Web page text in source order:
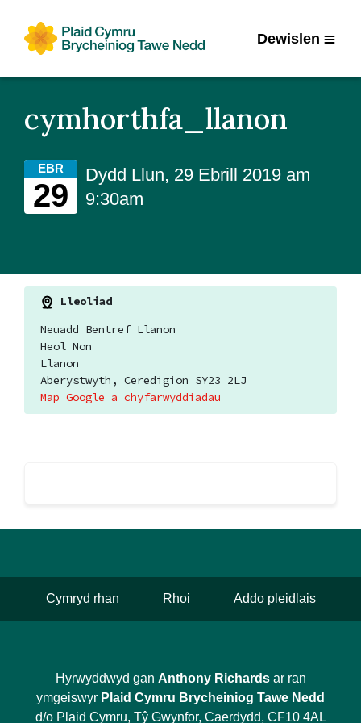
Dewislen
cymhorthfa_llanon
EBR
29
Dydd Llun, 29 Ebrill 2019 am
9:30am
Lleoliad
Neuadd Bentref Llanon
Heol Non
Llanon
Aberystwyth, Ceredigion SY23 2LJ
Map Google a chyfarwyddiadau
Cymryd rhan Rhoi Addo pleidlais
Hyrwyddwyd gan Anthony Richardsar ran
ymgeiswyr Plaid Cymru Brycheiniog Tawe Nedd
d/o Plaid Cymru, Tŷ Gwynfor, Caerdydd, CF10 4AL